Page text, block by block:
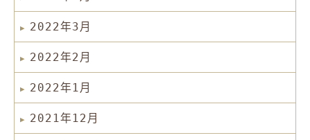
2022年3月
2022年2月
2022年1月
2021年12月